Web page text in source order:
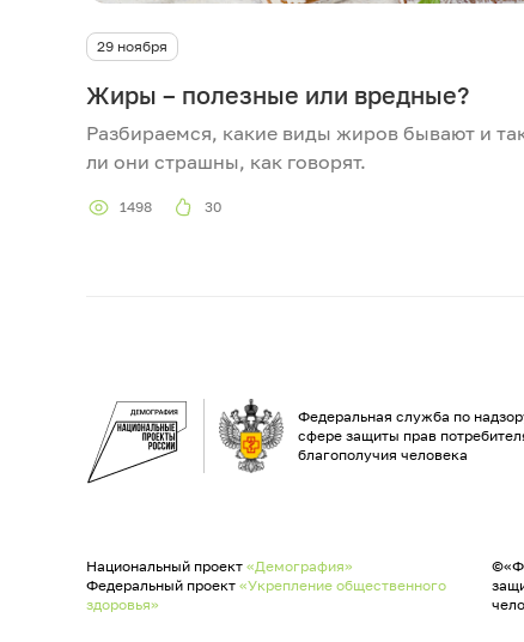
29 ноября
Жиры – полезные или вредные?
Разбираемся, какие виды жиров бывают и
ли они страшны, как говорят.
1498 30
Федеральная служба по
сфере защиты прав
благополучия человека
Национальный проект «Демография»
Федеральный проект «Укрепление общественного
здоровья»